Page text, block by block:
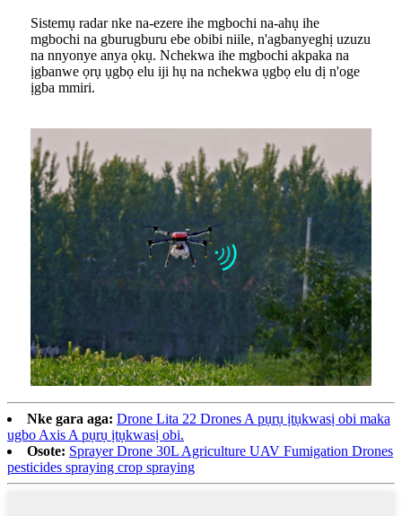
Sistemụ radar nke na-ezere ihe mgbochi na-ahụ ihe
mgbochi na gburugburu ebe obibi niile, n'agbanyeghị uzuzu
na nnyonye anya ọkụ. Nchekwa ihe mgbochi akpaka na
ịgbanwe ọrụ ụgbọ elu iji hụ na nchekwa ụgbọ elu dị n'oge
ịgba mmiri.
Nke gara aga: Drone Lita 22 Drones A pụrụ ịtụkwasị obi maka
ugbo Axis A pụrụ ịtụkwasị obi.
Osote: Sprayer Drone 30L Agriculture UAV Fumigation Drones
pesticides spraying crop spraying